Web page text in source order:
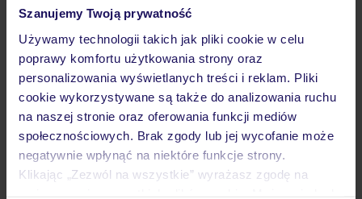
Szanujemy Twoją prywatność
Używamy technologii takich jak pliki cookie w celu
poprawy komfortu użytkowania strony oraz
personalizowania wyświetlanych treści i reklam. Pliki
cookie wykorzystywane są także do analizowania ruchu
na naszej stronie oraz oferowania funkcji mediów
społecznościowych. Brak zgody lub jej wycofanie może
negatywnie wpłynąć na niektóre funkcje strony.
Klikając „Zezwól na wszystkie” wyrażasz zgodę na
Opinie
Pokoje
Wyżywienie